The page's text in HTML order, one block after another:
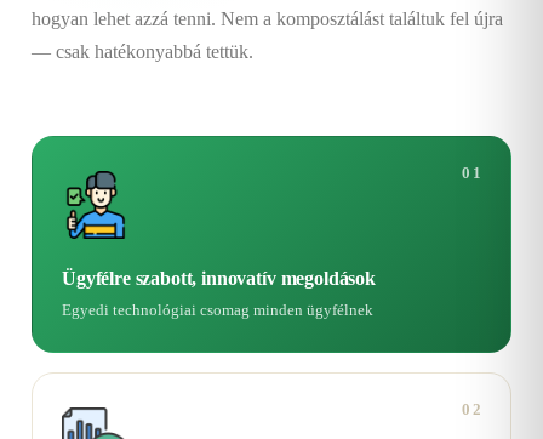
hogyan lehet azzá tenni. Nem a komposztálást találtuk fel újra
— csak hatékonyabbá tettük.
01
Ügyfélre szabott, innovatív megoldások
Egyedi technológiai csomag minden ügyfélnek
02